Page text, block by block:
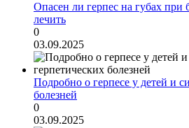
Опасен ли герпес на губах при
лечить
0
03.09.2025
Подробно о герпесе у детей и
болезней
0
03.09.2025